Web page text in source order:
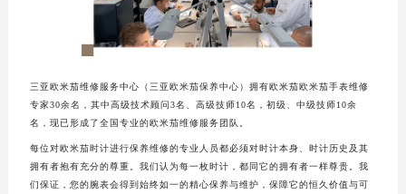
三亚欧米茄维修服务中心（三亚欧米茄保养中心）拥有欧米茄欧米茄手表维修
专家30余名，其中高级技术顾问3名、高级技师10名，初级、中级技师10余
名，现已形成了全国专业的欧米茄维修服务团队。
每位对欧米茄时计进行保养维修的专业人员都必须对时计本身、时计历史及其
拥有者抱有充分的尊重。我们认为每一枚时计，都同它的拥有者一样尊贵。我
们保证，您的腕表会得到始终如一的精心保养与维护，保障它的恒久价值与可